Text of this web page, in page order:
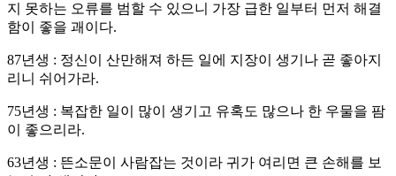
지 못하는 오류를 범할 수 있으니 가장 급한 일부터 먼저 해결
함이 좋을 괘이다.
87년생 : 정신이 산만해져 하든 일에 지장이 생기나 곧 좋아지
리니 쉬어가라.
75년생 : 복잡한 일이 많이 생기고 유혹도 많으나 한 우물을 팜
이 좋으리라.
63년생 : 뜬소문이 사람잡는 것이라 귀가 여리면 큰 손해를 보